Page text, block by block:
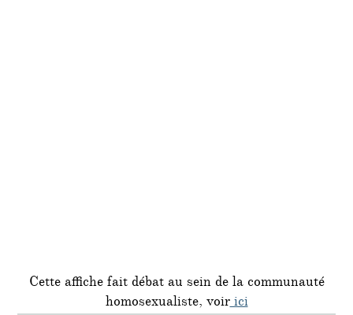
Cette affiche fait débat au sein de la communauté
homosexualiste, voirici